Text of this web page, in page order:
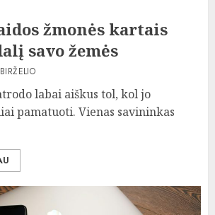
žmonės kartais
savo žemės
labai aiškus tol, kol jo
pamatuoti. Vienas savininkas